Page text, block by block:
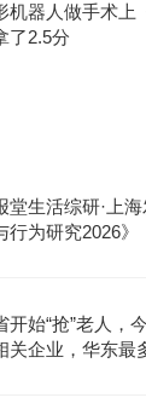
机器人做手术上
了2.5分
堂生活综研·上
行为研究2026》
开始“抢”老人，
关企业，华东最